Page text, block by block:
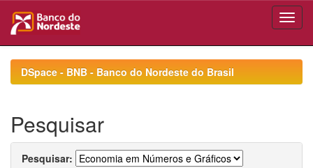
navigationDSpace - BNB - Banco do Nordeste do Brasil
Pesquisar
Pesquisar: